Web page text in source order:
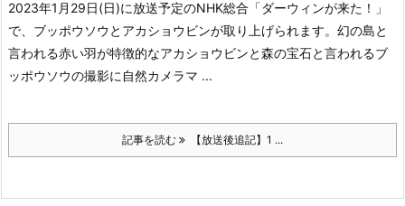
2023年1月29日(日)に放送予定のNHK総合「ダーウィンが来た！」
で、ブッポウソウとアカショウビンが取り上げられます。 幻の島と
言われる赤い羽が特徴的なアカショウビンと森の宝石と言われるブ
ッポウソウの撮影に自然カメラマ ...
記事を読む 【放送後追記】1 ...